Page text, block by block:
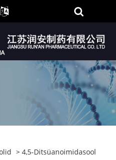
>4,5-Ditsüanoimidasool